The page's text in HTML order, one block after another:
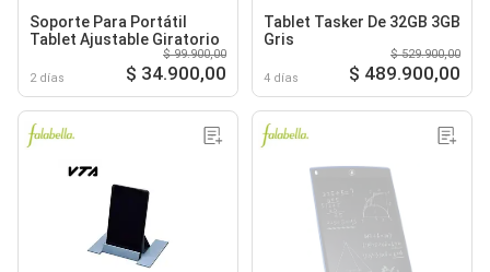
Soporte Para Portátil
Tablet Ajustable Giratorio
2 días
$ 99.900,00
$ 34.900,00
Tablet Tasker De 32GB 3GB
Gris
4 días
$ 529.900,00
$ 489.900,00